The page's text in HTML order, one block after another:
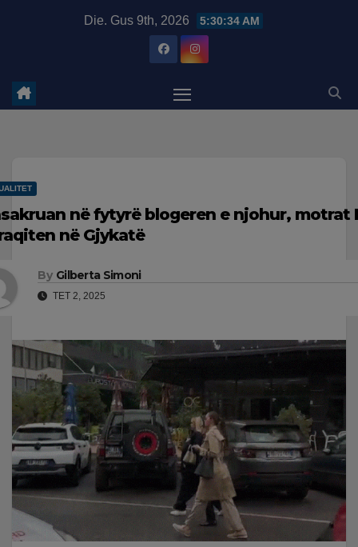
Die. Gus 9th, 2026 5:30:34 AM
në fytyrë blogeren e njohur, motrat
në Gjykatë
By Gilberta Simoni
TET 2, 2025